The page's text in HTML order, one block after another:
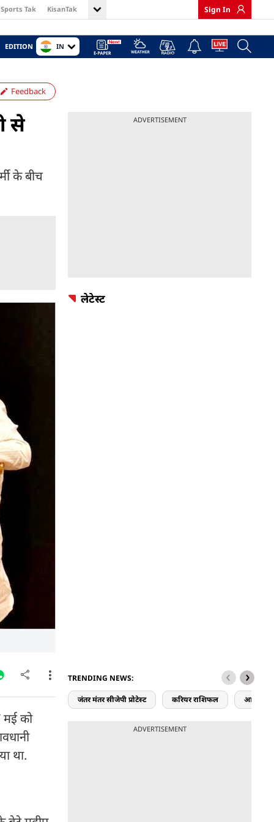
Sports Tak KisanTak Sign In
EDITION IN
Feedback
से
के बीच
मई को
था.
ADVERTISEMENT
लेटेस्ट
TRENDING NEWS:
जंतर मंतर सीजेपी प्रोटेस्ट करियर राशिफल आज का
ADVERTISEMENT